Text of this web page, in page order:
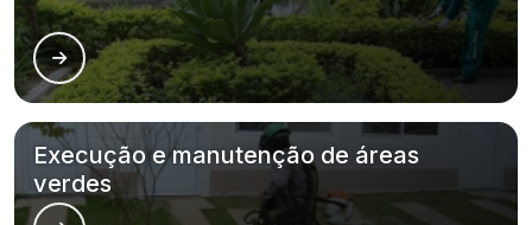
Execução e manutenção de áreas
verdes